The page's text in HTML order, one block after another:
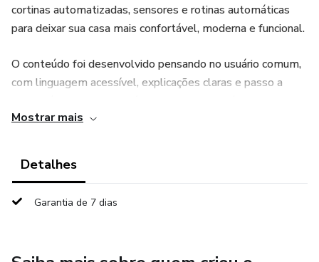
cortinas automatizadas, sensores e rotinas automáticas
para deixar sua casa mais confortável, moderna e funcional.
O conteúdo foi desenvolvido pensando no usuário comum,
com linguagem acessível, explicações claras e passo a
automação residencial, o material também mostra como
tarefas do dia a dia e resolver os problemas mais comuns
Ao longo do eBook, você encontrará:
Mostrar mais
Detalhes
Garantia de 7 dias